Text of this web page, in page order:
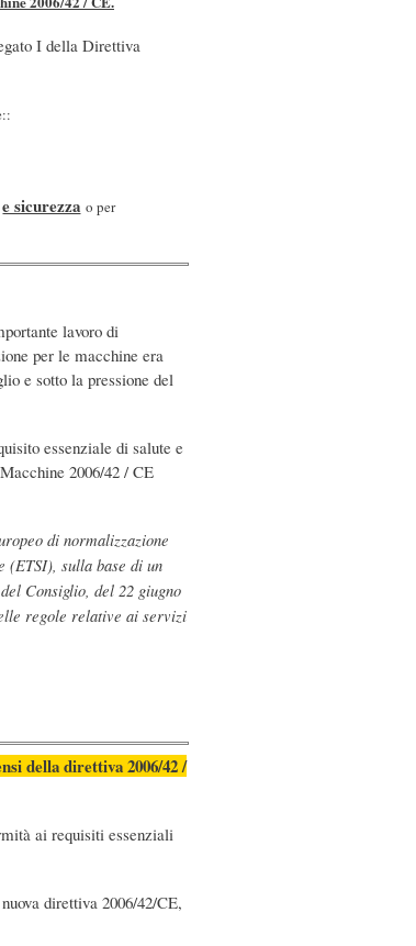
I della Direttiva
e sicurezza o per
lavoro di
per le macchine era
e sotto la pressione del
essenziale di salute e
2006/42 / CE
di normalizzazione
(ETSI), sulla base di un
Consiglio, del 22 giugno
regole relative ai servizi
della direttiva 2006/42 /
ai requisiti essenziali
direttiva 2006/42/CE,